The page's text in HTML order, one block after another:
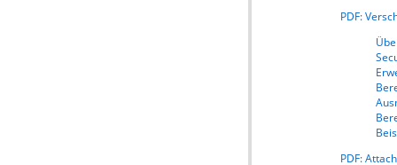
PDF:
PDF: